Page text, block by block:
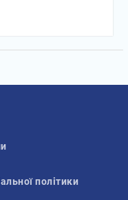
політики